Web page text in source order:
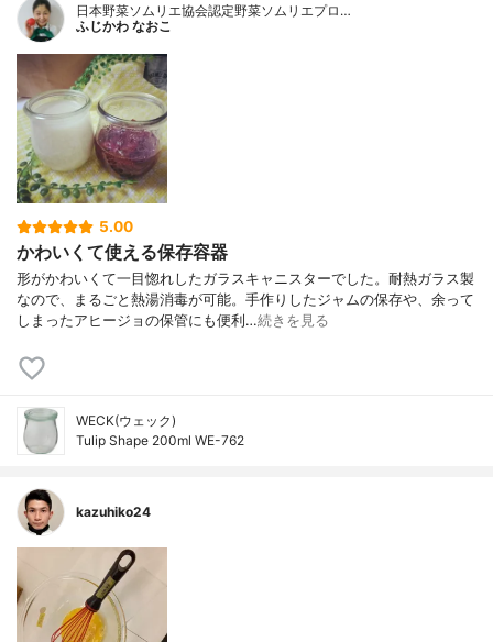
日本野菜ソムリエ協会認定野菜ソムリエプロ…
ふじかわ なおこ
5.00
かわいくて使える保存容器
形がかわいくて一目惚れしたガラスキャニスターでした。耐熱ガラス製
なので、まるごと熱湯消毒が可能。手作りしたジャムの保存や、余って
しまったアヒージョの保管にも便利…続きを見る
WECK(ウェック)
Tulip Shape 200ml WE-762
kazuhiko24